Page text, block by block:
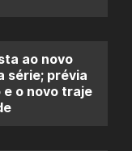
ao novo
série; prévia
o novo traje